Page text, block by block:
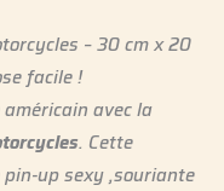
– 30 cm x 20
facile !
avec la
. Cette
up sexy ,souriante